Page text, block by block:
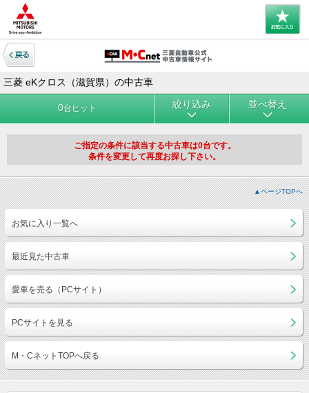
三菱 eKクロス（滋賀県）の中古車
0台ヒット 絞り込み 並べ替え
ご指定の条件に該当する中古車は0台です。
条件を変更して再度お探し下さい。
▲ページTOPへ
お気に入り一覧へ
最近見た中古車
愛車を売る（PCサイト）
PCサイトを見る
M・CネットTOPへ戻る